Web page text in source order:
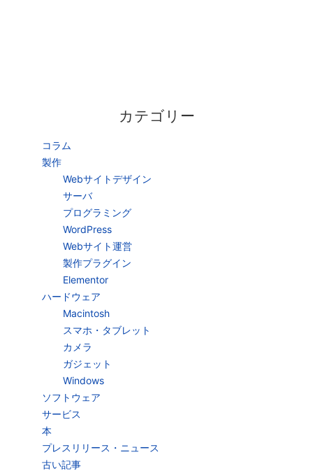
カテゴリー
コラム
製作
Webサイトデザイン
サーバ
プログラミング
WordPress
Webサイト運営
製作プラグイン
Elementor
ハードウェア
Macintosh
スマホ・タブレット
カメラ
ガジェット
Windows
ソフトウェア
サービス
本
プレスリリース・ニュース
古い記事